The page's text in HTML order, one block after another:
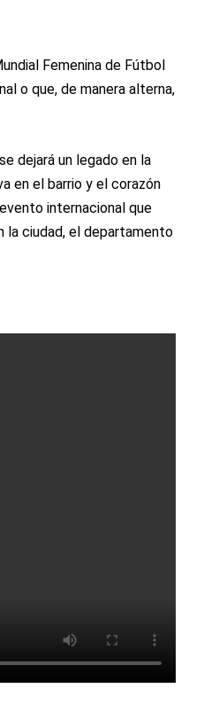
Femenina de Fútbol
o que, de manera alterna,
dejará un legado en la
en el barrio y el corazón
internacional que
la ciudad, el departamento